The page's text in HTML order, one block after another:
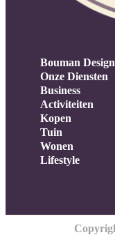
Bouman Design
Onze Diensten
Business
Activiteiten
Kopen
Tuin
Wonen
Lifestyle